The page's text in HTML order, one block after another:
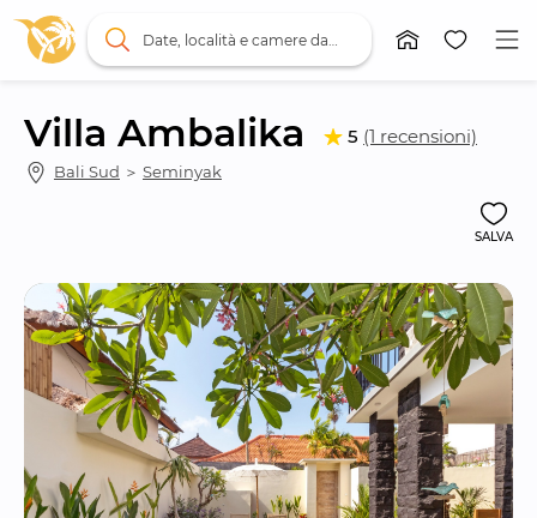
Villa Ambalika 5 (1 recensioni)
Bali Sud ＞ Seminyak
SALVA